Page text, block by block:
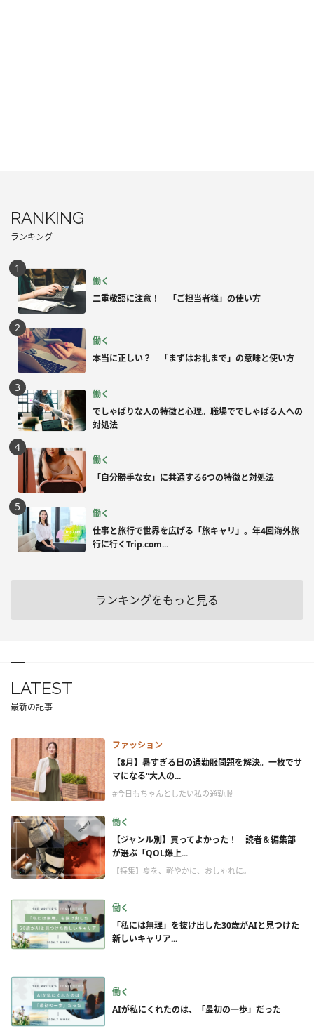
RANKING
ランキング
働く
二重敬語に注意！ 「ご担当者様」の使い方
働く
本当に正しい？ 「まずはお礼まで」の意味と使い方
働く
でしゃばりな人の特徴と心理。職場ででしゃばる人への
対処法
働く
「自分勝手な女」に共通する6つの特徴と対処法
働く
仕事と旅行で世界を広げる「旅キャリ」。年4回海外旅
行に行くTrip.com...
ランキングをもっと見る
LATEST
最新の記事
ファッション
【8月】暑すぎる日の通勤服問題を解決。一枚でサ
マになる“大人の...
#今日もちゃんとしたい私の通勤服
働く
【ジャンル別】買ってよかった！ 読者＆編集部
が選ぶ「QOL爆上...
【特集】夏を、軽やかに、おしゃれに。
働く
「私には無理」を抜け出した30歳がAIと見つけた
新しいキャリア...
働く
AIが私にくれたのは、「最初の一歩」だった